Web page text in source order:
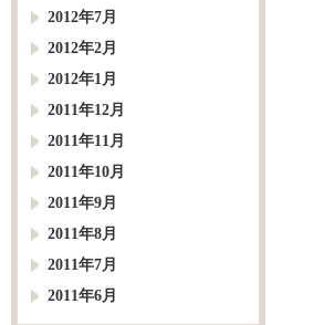
2012年7月
2012年2月
2012年1月
2011年12月
2011年11月
2011年10月
2011年9月
2011年8月
2011年7月
2011年6月